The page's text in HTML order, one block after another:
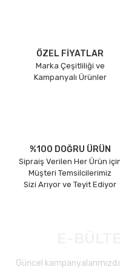
ÖZEL FİYATLAR
Marka Çeşitliliği ve
Kampanyalı Ürünler
%100 DOĞRU ÜRÜN
Sipraiş Verilen Her Ürün
Müşteri Temsilcilerimiz
Sizi Arıyor ve Teyit Ediyor
Güncel